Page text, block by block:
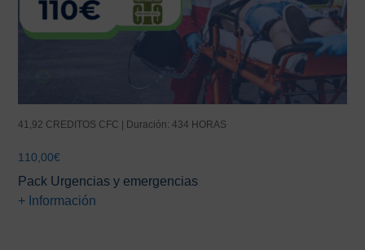
41,92 CREDITOS CFC | Duración: 434 HORAS
110,00€
Pack Urgencias y emergencias
+ Información